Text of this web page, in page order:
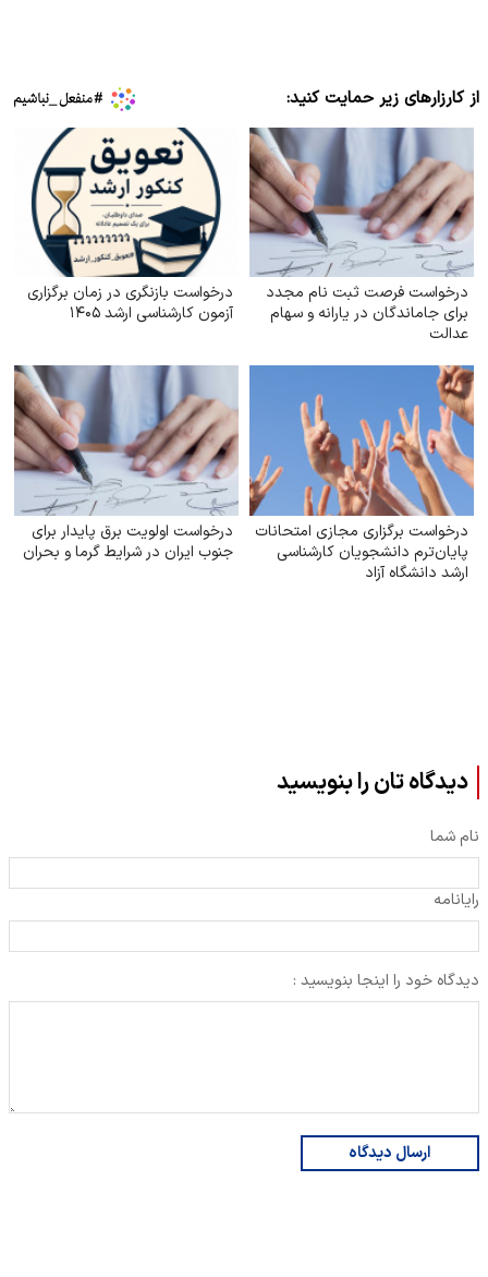
از کارزارهای زیر حمایت کنید:
درخواست فرصت ثبت‌ نام مجدد
برای جاماندگان در یارانه و سهام
عدالت
درخواست بازنگری در زمان برگزاری
آزمون کارشناسی ارشد ۱۴۰۵
درخواست برگزاری مجازی امتحانات
پایان‌ترم دانشجویان کارشناسی
ارشد دانشگاه آزاد
درخواست اولویت برق پایدار برای
جنوب ایران در شرایط گرما و بحران
دیدگاه تان را بنویسید
نام شما
رایانامه
دیدگاه خود را اینجا بنویسید :
ارسال دیدگاه